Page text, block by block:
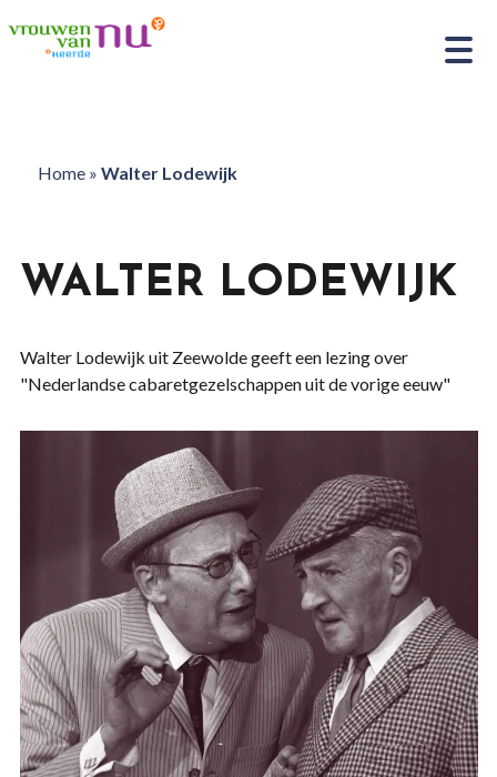
Home» Walter Lodewijk
WALTER LODEWIJK
Walter Lodewijk uit Zeewolde geeft een lezing over
"Nederlandse cabaretgezelschappen uit de vorige eeuw"